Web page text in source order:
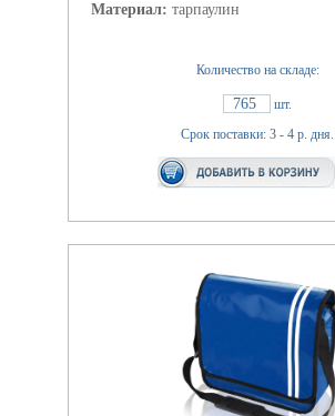
Материал: тарпаулин
Количество на складе:
765
шт.
Срок поставки: 3 - 4 р. дня.